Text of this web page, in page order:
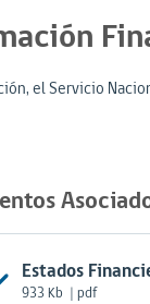
el Servicio
Estados
933 Kb | pdf